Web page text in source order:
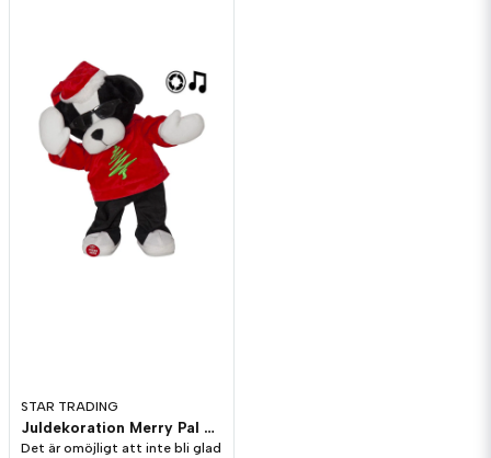
STAR TRADING
Juldekoration Merry Pal Hund Melodi/Rörelse
Det är omöjligt att inte bli glad